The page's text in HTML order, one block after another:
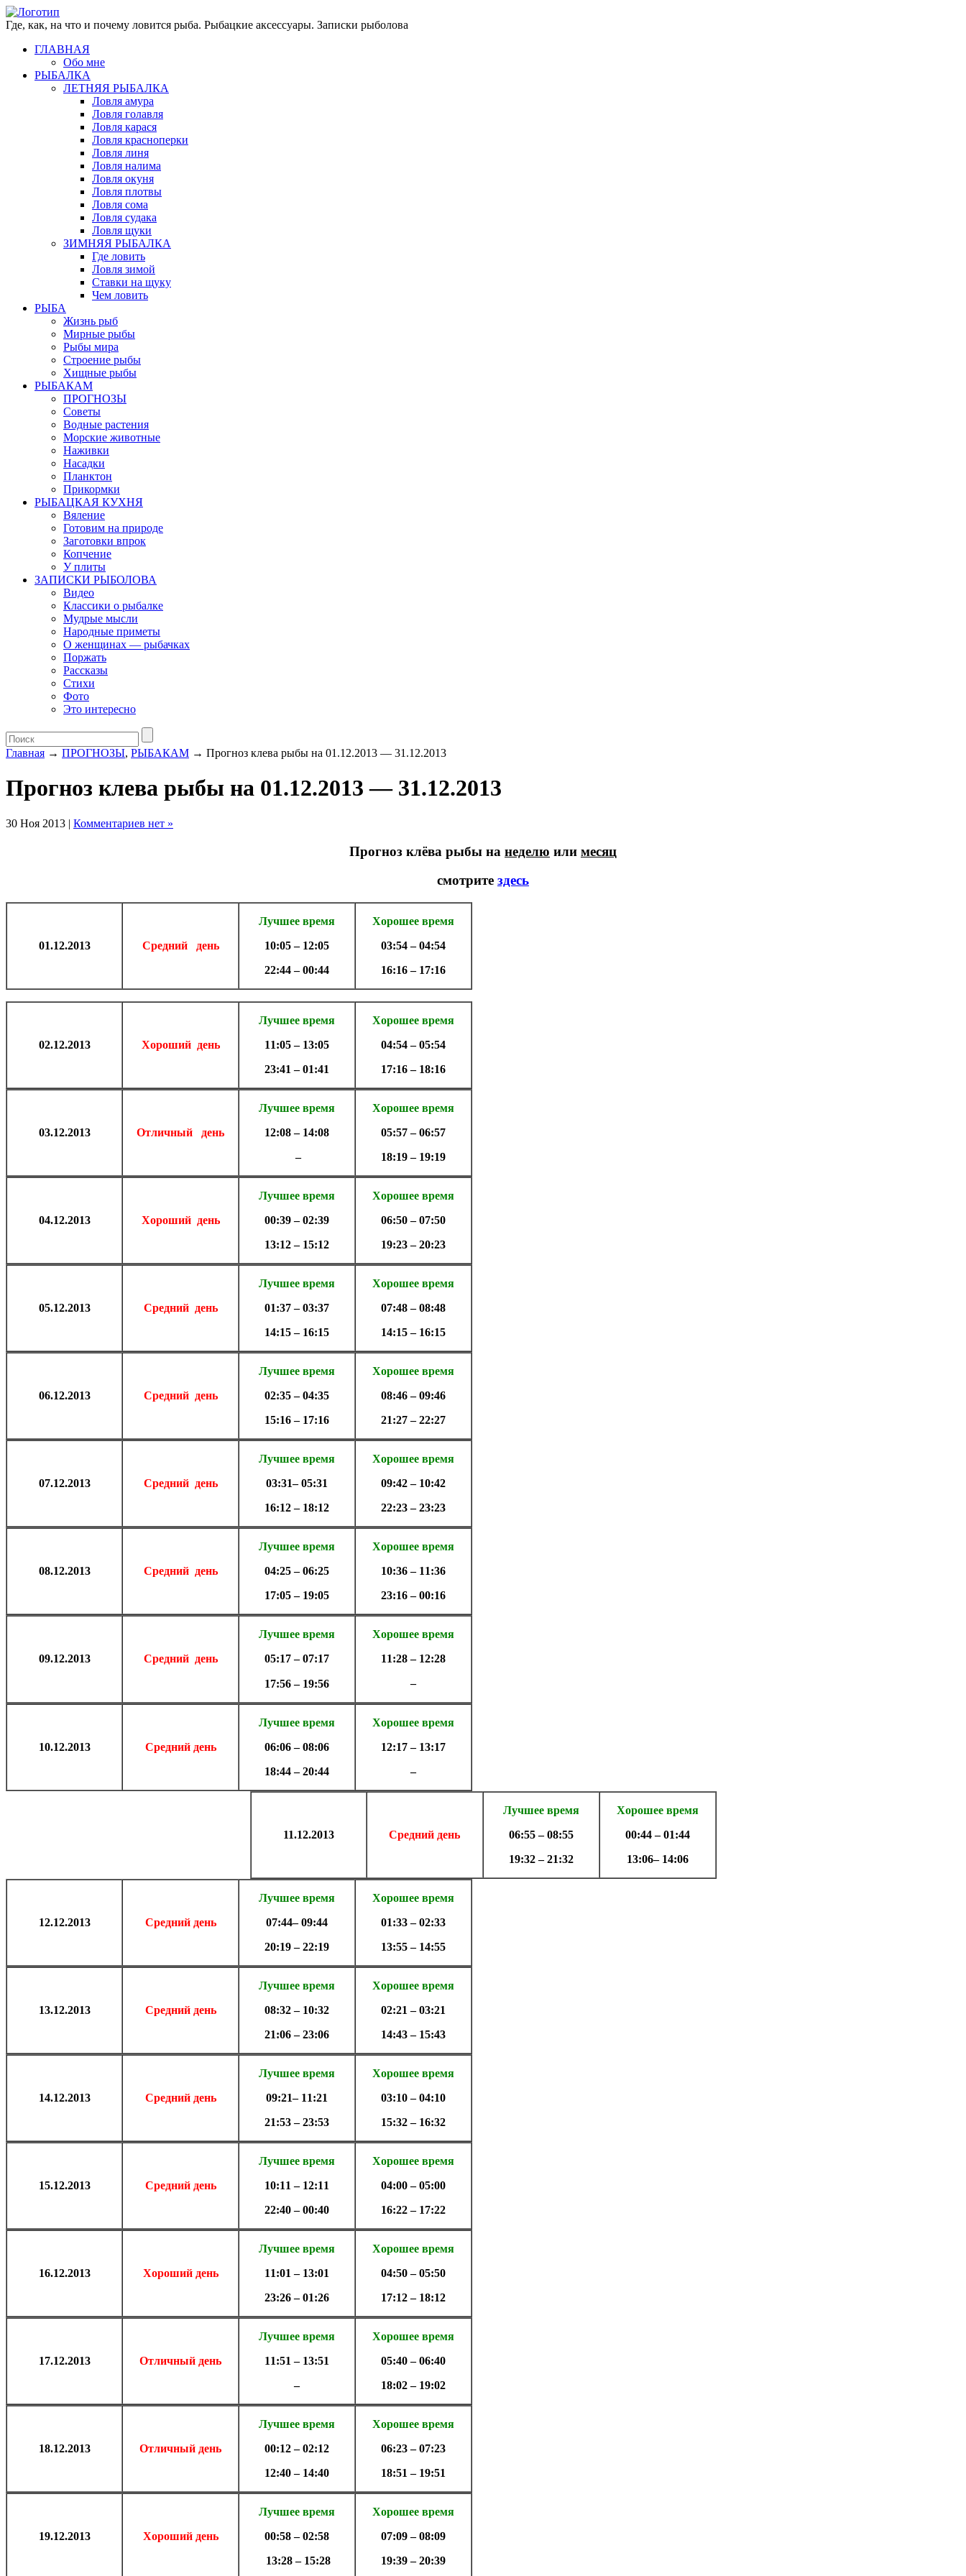
Где, как, на что и почему ловится рыба. Рыбацкие аксессуары. Записки рыболова
ГЛАВНАЯ
Обо мне
РЫБАЛКА
ЛЕТНЯЯ РЫБАЛКА
Ловля амура
Ловля голавля
Ловля карася
Ловля красноперки
Ловля линя
Ловля налима
Ловля окуня
Ловля плотвы
Ловля сома
Ловля судака
Ловля щуки
ЗИМНЯЯ РЫБАЛКА
Где ловить
Ловля зимой
Ставки на щуку
Чем ловить
РЫБА
Жизнь рыб
Мирные рыбы
Рыбы мира
Строение рыбы
Хищные рыбы
РЫБАКАМ
ПРОГНОЗЫ
Советы
Водные растения
Морские животные
Наживки
Насадки
Планктон
Прикормки
РЫБАЦКАЯ КУХНЯ
Вяление
Готовим на природе
Заготовки впрок
Копчение
У плиты
ЗАПИСКИ РЫБОЛОВА
Видео
Классики о рыбалке
Мудрые мысли
Народные приметы
О женщинах — рыбачках
Поржать
Рассказы
Стихи
Фото
Это интересно
Главная → ПРОГНОЗЫ, РЫБАКАМ → Прогноз клева рыбы на 01.12.2013 — 31.12.2013
Прогноз клева рыбы на 01.12.2013 — 31.12.2013
30 Ноя 2013 | Комментариев нет »
Прогноз клёва рыбы на неделю или месяц
смотрите здесь
01.12.2013 Средний день
Лучшее время
10:05 – 12:05
22:44 – 00:44
Хорошее время
03:54 – 04:54
16:16 – 17:16
02.12.2013 Хороший день
Лучшее время
11:05 – 13:05
23:41 – 01:41
Хорошее время
04:54 – 05:54
17:16 – 18:16
03.12.2013 Отличный день
Лучшее время
12:08 – 14:08
–
Хорошее время
05:57 – 06:57
18:19 – 19:19
04.12.2013 Хороший день
Лучшее время
00:39 – 02:39
13:12 – 15:12
Хорошее время
06:50 – 07:50
19:23 – 20:23
05.12.2013 Средний день
Лучшее время
01:37 – 03:37
14:15 – 16:15
Хорошее время
07:48 – 08:48
14:15 – 16:15
06.12.2013 Средний день
Лучшее время
02:35 – 04:35
15:16 – 17:16
Хорошее время
08:46 – 09:46
21:27 – 22:27
07.12.2013 Средний день
Лучшее время
03:31– 05:31
16:12 – 18:12
Хорошее время
09:42 – 10:42
22:23 – 23:23
08.12.2013 Средний день
Лучшее время
04:25 – 06:25
17:05 – 19:05
Хорошее время
10:36 – 11:36
23:16 – 00:16
09.12.2013 Средний день
Лучшее время
05:17 – 07:17
17:56 – 19:56
Хорошее время
11:28 – 12:28
–
10.12.2013 Средний день
Лучшее время
06:06 – 08:06
18:44 – 20:44
Хорошее время
12:17 – 13:17
–
11.12.2013 Средний день
Лучшее время
06:55 – 08:55
19:32 – 21:32
Хорошее время
00:44 – 01:44
13:06– 14:06
12.12.2013 Средний день
Лучшее время
07:44– 09:44
20:19 – 22:19
Хорошее время
01:33 – 02:33
13:55 – 14:55
13.12.2013 Средний день
Лучшее время
08:32 – 10:32
21:06 – 23:06
Хорошее время
02:21 – 03:21
14:43 – 15:43
14.12.2013 Средний день
Лучшее время
09:21– 11:21
21:53 – 23:53
Хорошее время
03:10 – 04:10
15:32 – 16:32
15.12.2013 Средний день
Лучшее время
10:11 – 12:11
22:40 – 00:40
Хорошее время
04:00 – 05:00
16:22 – 17:22
16.12.2013 Хороший день
Лучшее время
11:01 – 13:01
23:26 – 01:26
Хорошее время
04:50 – 05:50
17:12 – 18:12
17.12.2013 Отличный день
Лучшее время
11:51 – 13:51
–
Хорошее время
05:40 – 06:40
18:02 – 19:02
18.12.2013 Отличный день
Лучшее время
00:12 – 02:12
12:40 – 14:40
Хорошее время
06:23 – 07:23
18:51 – 19:51
19.12.2013 Хороший день
Лучшее время
00:58 – 02:58
13:28 – 15:28
Хорошее время
07:09 – 08:09
19:39 – 20:39